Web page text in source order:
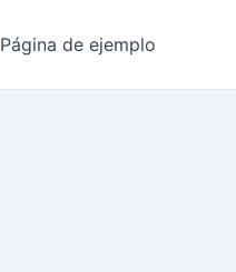
Página de ejemplo